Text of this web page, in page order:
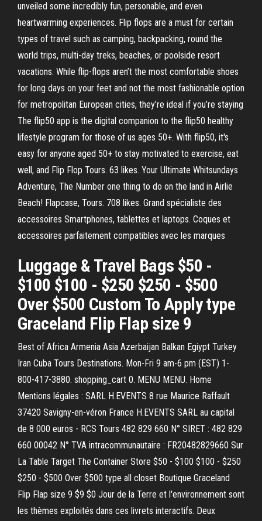
unveiled some incredibly fun, personable, and even
heartwarming experiences. Flip flops are a must for certain
types of travel such as camping, backpacking, round the
world trips, multi-day treks, beaches, or poolside resort
vacations. While flip-flops aren’t the most comfortable shoes
for long days on your feet and not the most fashionable option
for metropolitan European cities, they’re ideal if you’re staying
The flip50 app is the digital companion to the flip50 healthy
lifestyle program for those of us ages 50+. With flip50, it's
easy for anyone aged 50+ to stay motivated to exercise, eat
well, and Flip Flop Tours. 63 likes. Your Ultimate Whitsundays
Adventure, The Number one thing to do on the land in Airlie
Beach! Flapcase, Tours. 708 likes. Grand spécialiste des
accessoires Smartphones, tablettes et laptops. Coques et
accessoires parfaitement compatibles avec les marques
Luggage & Travel Bags $50 -
$100 $100 - $250 $250 - $500
Over $500 Custom To Apply type
Graceland Flip Flap size 9
Best of Africa Armenia Asia Azerbaijan Balkan Egiypt Turkey
Iran Cuba Tours Destinations. Mon-Fri 9 am-6 pm (EST) 1-
800-417-3880. shopping_cart 0. MENU MENU. Home
Mentions légales : SARL H.EVENTS 8 rue Maurice Raffault
37420 Savigny-en-véron France H.EVENTS SARL au capital
de 8 000 euros - RCS Tours 482 829 660 N° SIRET : 482 829
660 00042 N° TVA intracommunautaire : FR20482829660 Sur
La Table Target The Container Store $50 - $100 $100 - $250
$250 - $500 Over $500 type all closet Boutique Graceland
Flip Flap size 9 $9 $0 Jour de la Terre et l'environnement sont
les thèmes exploités dans ces livrets interactifs. Deux